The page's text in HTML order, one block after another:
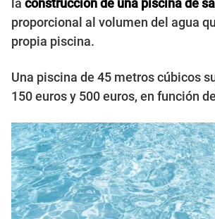
la construcción de una piscina de sal
proporcional al volumen del agua
propia piscina.
Una piscina de 45 metros cúbicos
150 euros y 500 euros, en función